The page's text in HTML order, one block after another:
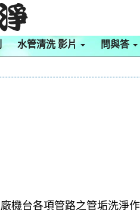
水管清洗 影片 問與答
機台各項管路之管垢洗淨